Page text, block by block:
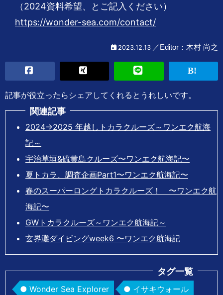
（2024資料希望、とご記入ください）
https://wonder-sea.com/contact/
2023.12.13 木村 尚之
記事が役立ったらシェアしてくれるとうれしいです。
関連記事
2024→2025 年越しトカラクルーズ～ワンエク航海
記～
宇治草垣&硫黄島クルーズ〜ワンエク航海記〜
夏トカラ、調査企画Part1〜ワンエク航海記〜
春のスーパーロングトカラクルーズ！ 〜ワンエク航
海記〜
GWトカラクルーズ～ワンエク航海記～
玄界灘ダイビングweek6 〜ワンエク航海記
タグ一覧
Wonder Sea Explorer イサキウォール